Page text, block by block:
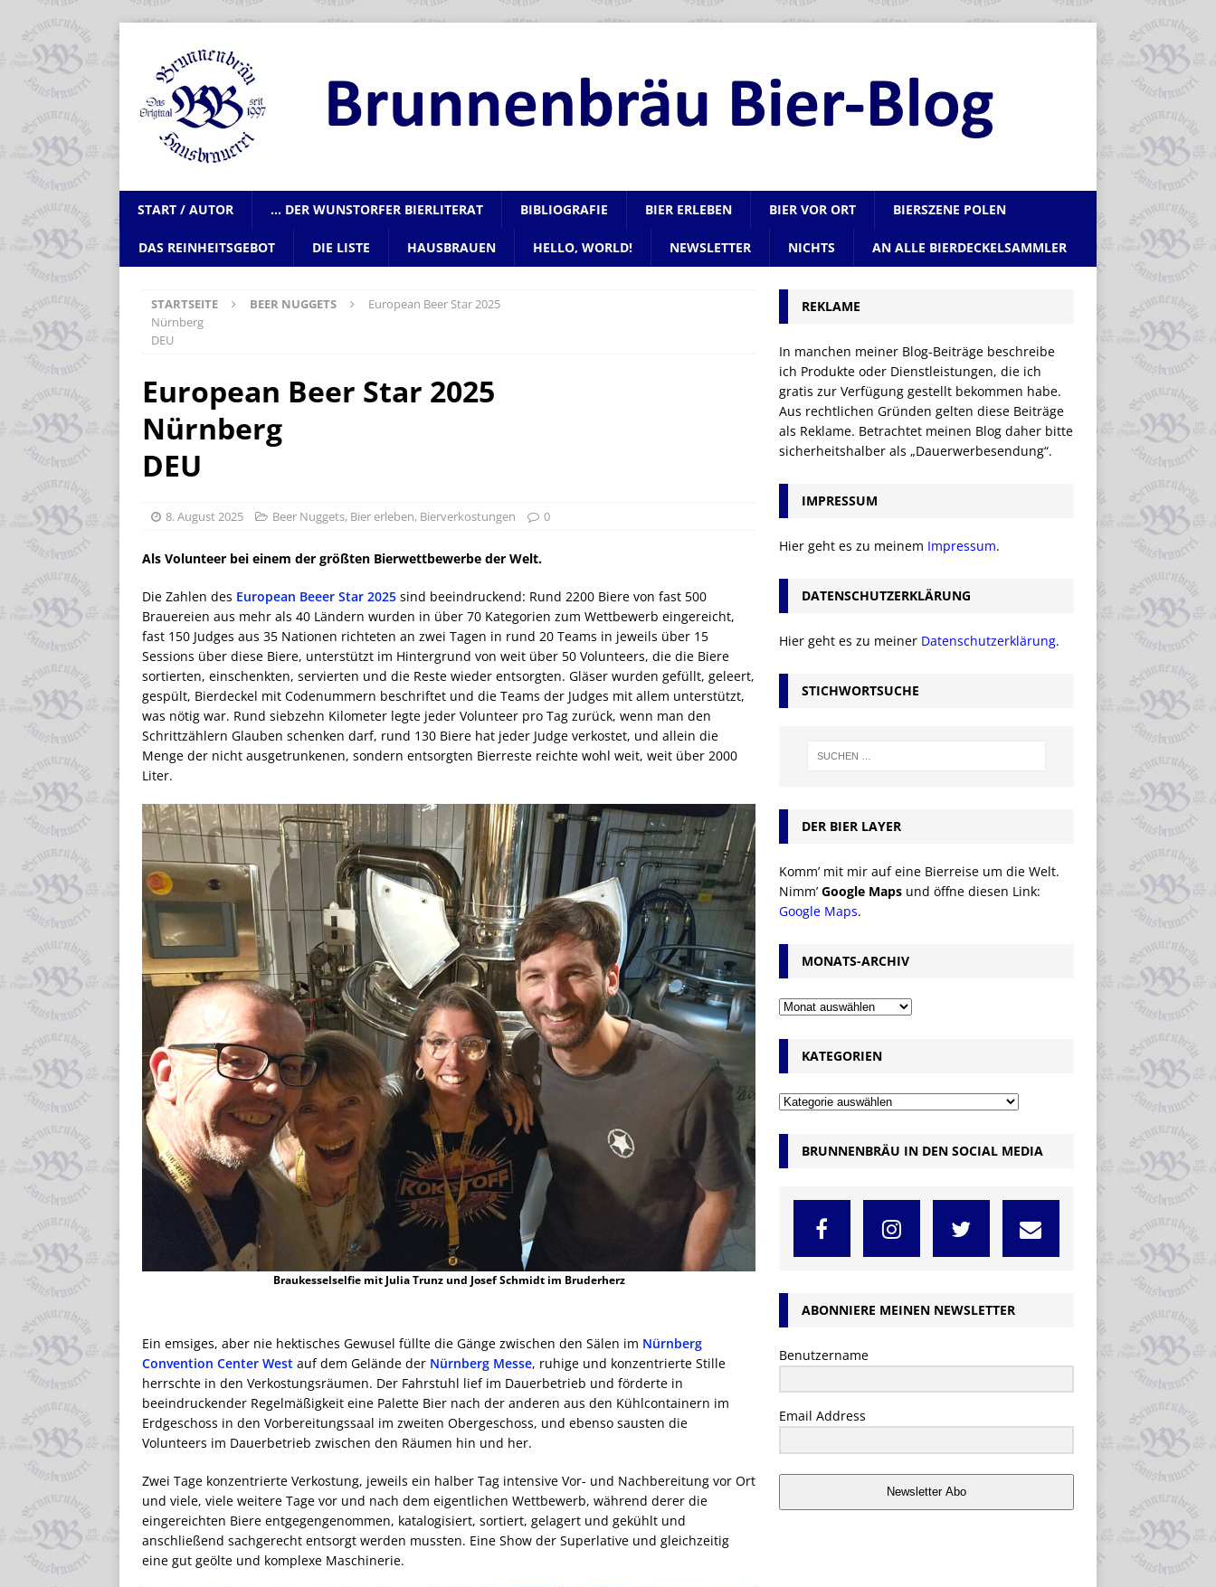
START / AUTOR … DER WUNSTORFER BIERLITERAT BIBLIOGRAFIE BIER ERLEBEN BIER VOR ORT BIERSZENE POLEN
DAS REINHEITSGEBOT DIE LISTE HAUSBRAUEN HELLO, WORLD! NEWSLETTER NICHTS AN ALLE BIERDECKELSAMMLER
STARTSEITE BEER NUGGETS
European Beer Star 2025
Nürnberg
DEU
European Beer Star 2025
Nürnberg
DEU
8. August 2025 Beer Nuggets, Bier erleben, Bierverkostungen 0
Als Volunteer bei einem der größten Bierwettbewerbe der Welt.
Die Zahlen des European Beeer Star 2025 sind beeindruckend: Rund 2200 Biere von fast 500
Brauereien aus mehr als 40 Ländern wurden in über 70 Kategorien zum Wettbewerb eingereicht,
fast 150 Judges aus 35 Nationen richteten an zwei Tagen in rund 20 Teams in jeweils über 15
Sessions über diese Biere, unterstützt im Hintergrund von weit über 50 Volunteers, die die Biere
sortierten, einschenkten, servierten und die Reste wieder entsorgten. Gläser wurden gefüllt, geleert,
gespült, Bierdeckel mit Codenummern beschriftet und die Teams der Judges mit allem unterstützt,
was nötig war. Rund siebzehn Kilometer legte jeder Volunteer pro Tag zurück, wenn man den
Schrittzählern Glauben schenken darf, rund 130 Biere hat jeder Judge verkostet, und allein die
Menge der nicht ausgetrunkenen, sondern entsorgten Bierreste reichte wohl weit, weit über 2000
Liter.
Braukesselselfie mit Julia Trunz und Josef Schmidt im Bruderherz
Ein emsiges, aber nie hektisches Gewusel füllte die Gänge zwischen den Sälen im Nürnberg
Convention Center West auf dem Gelände der Nürnberg Messe, ruhige und konzentrierte Stille
herrschte in den Verkostungsräumen. Der Fahrstuhl lief im Dauerbetrieb und förderte in
beeindruckender Regelmäßigkeit eine Palette Bier nach der anderen aus den Kühlcontainern im
Erdgeschoss in den Vorbereitungssaal im zweiten Obergeschoss, und ebenso sausten die
Volunteers im Dauerbetrieb zwischen den Räumen hin und her.
Zwei Tage konzentrierte Verkostung, jeweils ein halber Tag intensive Vor- und Nachbereitung vor Ort
und viele, viele weitere Tage vor und nach dem eigentlichen Wettbewerb, während derer die
eingereichten Biere entgegengenommen, katalogisiert, sortiert, gelagert und gekühlt und
anschließend sachgerecht entsorgt werden mussten. Eine Show der Superlative und gleichzeitig
eine gut geölte und komplexe Maschinerie.
REKLAME
In manchen meiner Blog-Beiträge beschreibe
ich Produkte oder Dienstleistungen, die ich
gratis zur Verfügung gestellt bekommen habe.
Aus rechtlichen Gründen gelten diese Beiträge
als Reklame. Betrachtet meinen Blog daher bitte
sicherheitshalber als „Dauerwerbesendung“.
IMPRESSUM
Hier geht es zu meinem Impressum.
DATENSCHUTZERKLÄRUNG
Hier geht es zu meiner Datenschutzerklärung.
STICHWORTSUCHE
DER BIER LAYER
Komm’ mit mir auf eine Bierreise um die Welt.
Nimm’ Google Maps und öffne diesen Link:
Google Maps.
MONATS-ARCHIV
KATEGORIEN
BRUNNENBRÄU IN DEN SOCIAL MEDIA
ABONNIERE MEINEN NEWSLETTER
Benutzername
Email Address
Newsletter Abo